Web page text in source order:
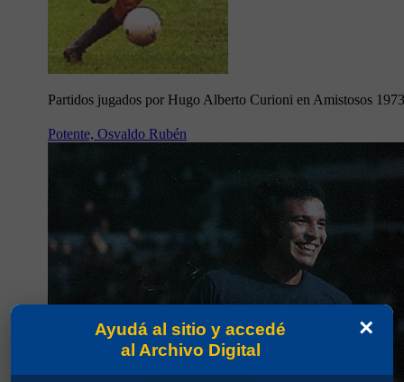
Partidos jugados por Hugo Alberto Curioni en Amistosos 1973
Potente, Osvaldo Rubén
×
Ayudá al sitio y accedé
al Archivo Digital